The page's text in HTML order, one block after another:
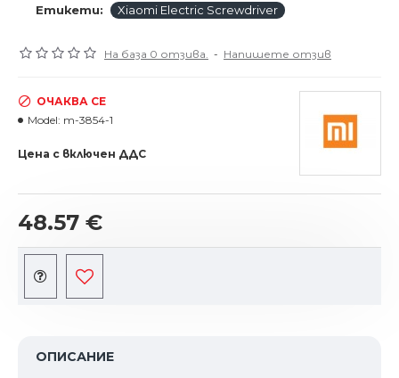
Етикети: Xiaomi Electric Screwdriver
На база 0 отзива. - Напишете отзив
48.57 €
ОЧАКВА СЕ
Model: m-3854-1
Цена с включен ДДС
ОПИСАНИЕ